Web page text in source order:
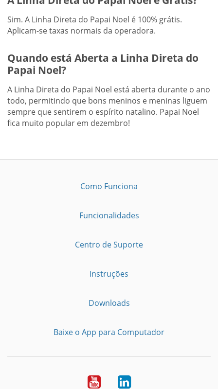
Sim. A Linha Direta do Papai Noel é 100% grátis.
Aplicam-se taxas normais da operadora.
Quando está Aberta a Linha Direta do
Papai Noel?
A Linha Direta do Papai Noel está aberta durante o ano
todo, permitindo que bons meninos e meninas liguem
sempre que sentirem o espírito natalino. Papai Noel
fica muito popular em dezembro!
Como Funciona
Funcionalidades
Centro de Suporte
Instruções
Downloads
Baixe o App para Computador
YoutubeLinkedIn